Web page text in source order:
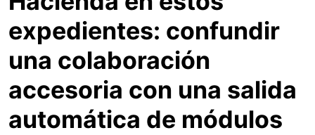
expedientes: confundir
una colaboración
accesoria con una salida
automática de módulos